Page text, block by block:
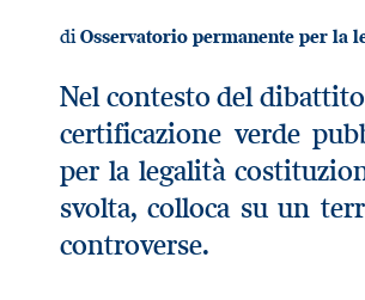
di Osservatorio permanente per la
Nel contesto del
certificazione verde
per la legalità
svolta, colloca su un
controverse.